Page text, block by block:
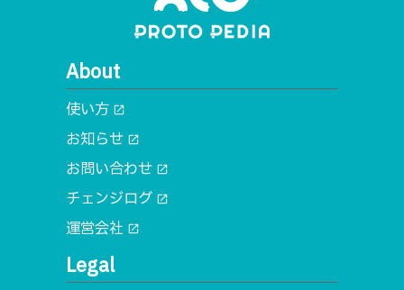
About
使い方 open_in_new
お知らせ open_in_new
お問い合わせ open_in_new
チェンジログ open_in_new
運営会社 open_in_new
Legal